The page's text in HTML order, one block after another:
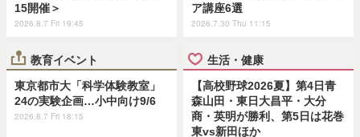
15開催＞
2026.8.7 Fri 19:45
ア講座6選
2026.7.30 Thu 11:15
教育イベント
東京都市大「科学体験教室」
24の実験企画…小中向け9/6
2026.8.7 Fri 18:15
生活・健康
【高校野球2026夏】第4日青
森山田・東日大昌平・大分
商・英明が勝利、第5日は花巻
東vs新田ほか